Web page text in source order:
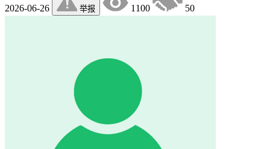
2026-06-26 举报 1100 50